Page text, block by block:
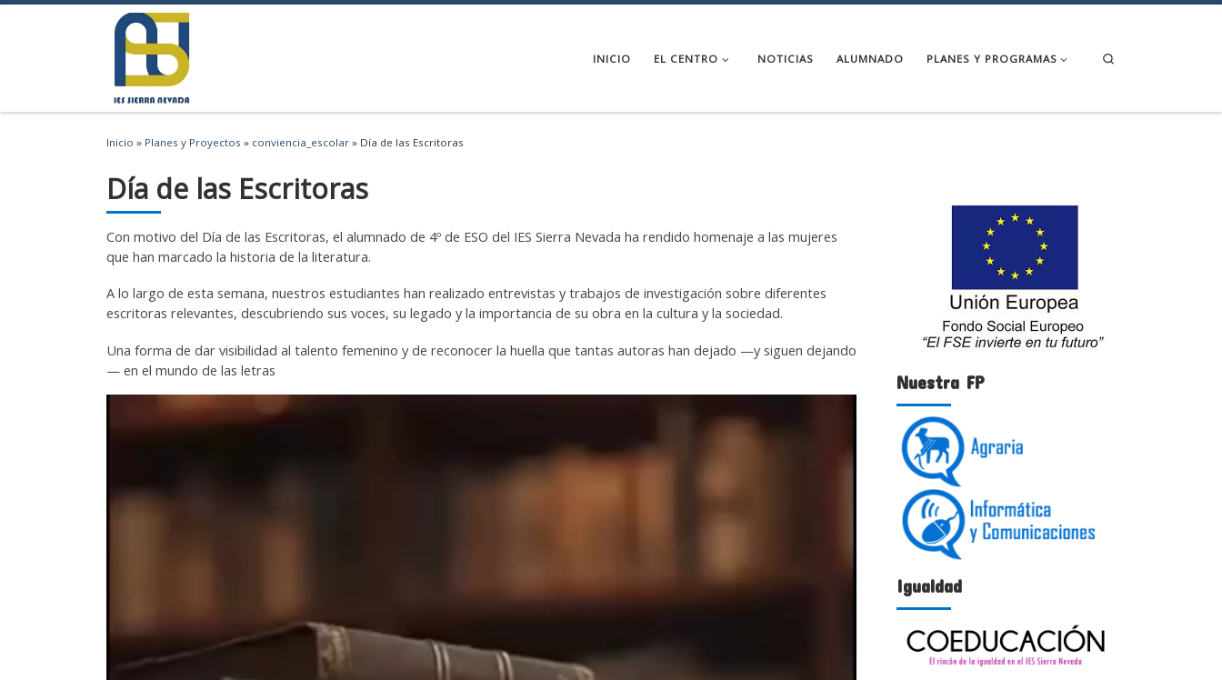
Saltar al contenido
INICIO EL CENTRO NOTICIAS ALUMNADO PLANES Y PROGRAMAS
Inicio » Planes y Proyectos » conviencia_escolar » Día de las Escritoras
Día de las Escritoras
Con motivo del Día de las Escritoras, el alumnado de 4º de ESO del IES Sierra Nevada ha rendido homenaje a las mujeres
que han marcado la historia de la literatura.
A lo largo de esta semana, nuestros estudiantes han realizado entrevistas y trabajos de investigación sobre diferentes
escritoras relevantes, descubriendo sus voces, su legado y la importancia de su obra en la cultura y la sociedad.
Una forma de dar visibilidad al talento femenino y de reconocer la huella que tantas autoras han dejado —y siguen dejando
— en el mundo de las letras
Nuestra FP
Igualdad